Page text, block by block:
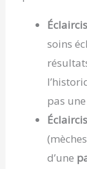
soins
pas
d’une